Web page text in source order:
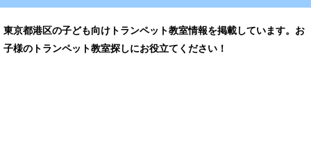
東京都港区の子ども向けトランペット教室情報を掲載しています。お
子様のトランペット教室探しにお役立てください！